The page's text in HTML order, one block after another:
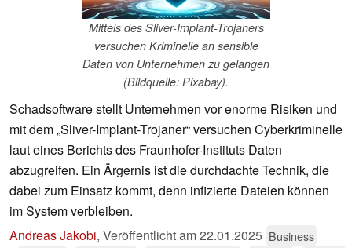
Mittels des Sliver-Implant-Trojaners
versuchen Kriminelle an sensible
Daten von Unternehmen zu gelangen
(Bildquelle: Pixabay).
Schadsoftware stellt Unternehmen vor enorme Risiken und
mit dem „Sliver-Implant-Trojaner“ versuchen Cyberkriminelle
laut eines Berichts des Fraunhofer-Instituts Daten
abzugreifen. Ein Ärgernis ist die durchdachte Technik, die
dabei zum Einsatz kommt, denn infizierte Dateien können
im System verbleiben.
Andreas Jakobi, Veröffentlicht am22.01.2025 Business